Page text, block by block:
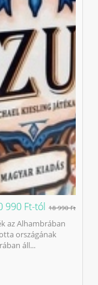
990 Ft-tól 18 990 Ft
az Alhambrában
országának
áll...